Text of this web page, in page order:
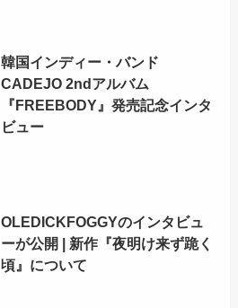
韓国インディー・バンド
CADEJO 2ndアルバム
『FREEBODY』発売記念インタ
ビュー
OLEDICKFOGGYのインタビュ
ーが公開 | 新作『夜明け来ず跪く
頃』について